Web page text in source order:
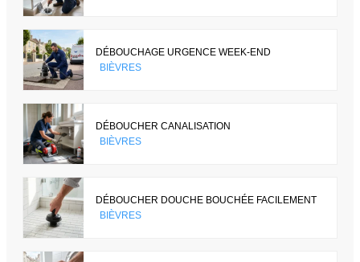
DÉBOUCHAGE URGENCE WEEK-END
BIÈVRES
DÉBOUCHER CANALISATION
BIÈVRES
DÉBOUCHER DOUCHE BOUCHÉE FACILEMENT
BIÈVRES